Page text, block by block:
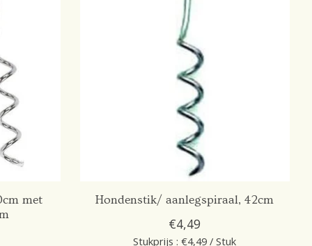
met
Hondenstik/ aanlegspiraal, 42cm
€4,49
Stukprijs : €4,49 / Stuk